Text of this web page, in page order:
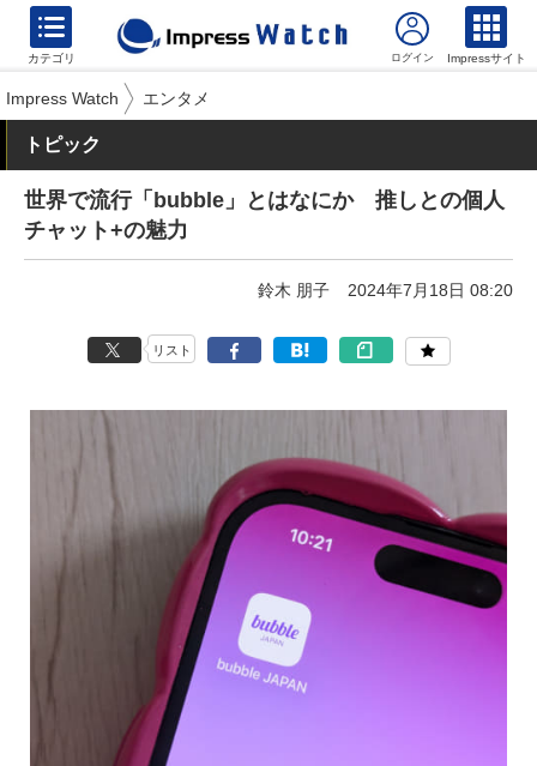
カテゴリ Impressサイト
Impress Watch エンタメ
トピック
世界で流行「bubble」とはなにか 推しとの個人
チャット+の魅力
鈴木 朋子 2024年7月18日 08:20
リスト